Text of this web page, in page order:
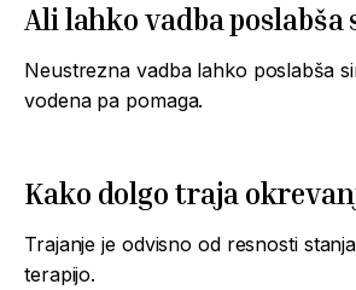
Ali lahko vadba poslabša
Neustrezna vadba lahko poslabša
vodena pa pomaga.
Kako dolgo traja
Trajanje je odvisno od resnosti
terapijo.